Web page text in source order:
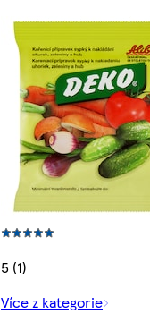
5 (1)
Více z kategorie